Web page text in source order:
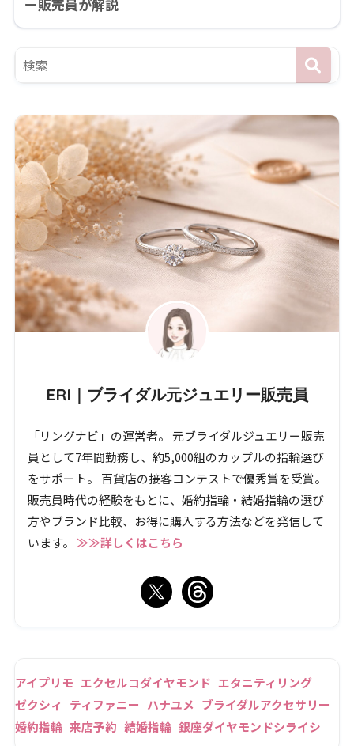
ー販売員が解説
ERI｜ブライダル元ジュエリー販売員
「リングナビ」の運営者。 元ブライダルジュエリー販売
員として7年間勤務し、約5,000組のカップルの指輪選び
をサポート。 百貨店の接客コンテストで優秀賞を受賞。
販売員時代の経験をもとに、婚約指輪・結婚指輪の選び
方やブランド比較、お得に購入する方法などを発信して
います。 ≫≫詳しくはこちら
アイプリモ エクセルコダイヤモンド エタニティリング
ゼクシィ
ティファニー ハナユメ ブライダルアクセサリー
婚約指輪 来店予約 結婚指輪 銀座ダイヤモンドシライシ